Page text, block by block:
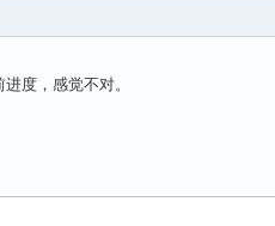
进度，感觉不对。